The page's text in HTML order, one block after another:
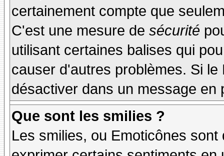
certainement compte que
C'est une mesure de sécurité
utilisant certaines balises qui
causer d'autres problèmes. Si
désactiver dans un message
Que sont les smilies ?
Les smilies, ou Emoticônes